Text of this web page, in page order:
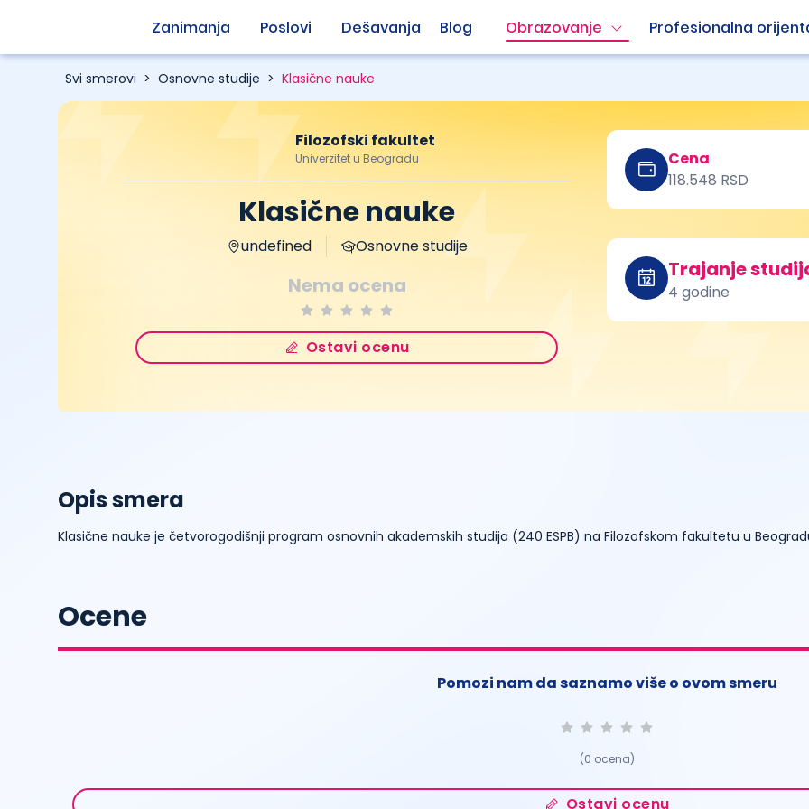
Zanimanja Poslovi Dešavanja Blog Obrazovanje Profesionalna
Svi smerovi > Osnovne studije > Klasične nauke
Klasične nauke
undefined Osnovne studije
Nema ocena
Ostavi ocenu
Filozofski fakultet
Univerzitet u Beogradu
Cena
118.548 RSD
Trajanje
4 godine
Opis smera
Klasične nauke je četvorogodišnji program osnovnih akademskih studija (240 ESPB) na Filozofskom fakultetu u
Ocene
Pomozi nam da saznamo više o ovom smeru
(0 ocena)
Ostavi ocenu